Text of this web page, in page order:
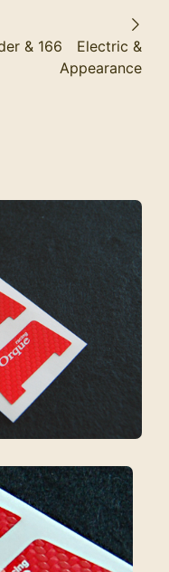
& 166 Electric &
Appearance